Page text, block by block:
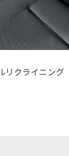
リクライニング